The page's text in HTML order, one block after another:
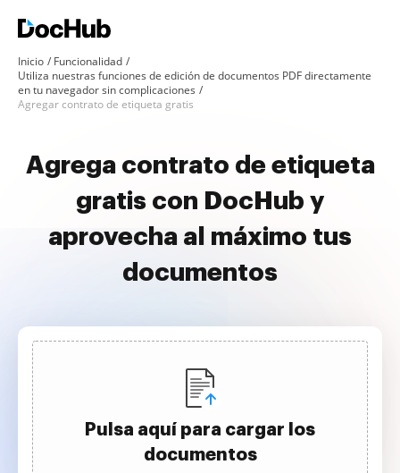
Inicio
Funcionalidad
Utiliza nuestras funciones de edición de documentos PDF directamente
en tu navegador sin complicaciones
Agregar contrato de etiqueta gratis
Agrega contrato de etiqueta
gratis con DocHub y
aprovecha al máximo tus
documentos
Pulsa aquí para cargar los
documentos